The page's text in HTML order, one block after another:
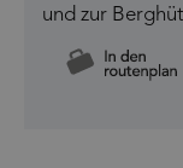
und zur